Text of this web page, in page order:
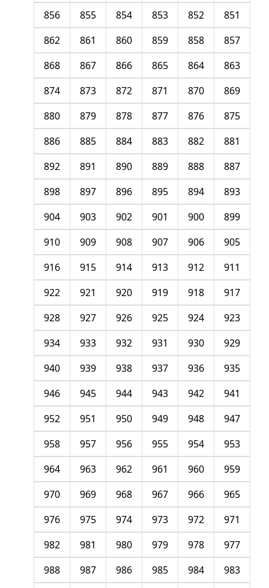
851
852
853
854
855
856
857
858
859
860
861
862
863
864
865
866
867
868
869
870
871
872
873
874
875
876
877
878
879
880
881
882
883
884
885
886
887
888
889
890
891
892
893
894
895
896
897
898
899
900
901
902
903
904
905
906
907
908
909
910
911
912
913
914
915
916
917
918
919
920
921
922
923
924
925
926
927
928
929
930
931
932
933
934
935
936
937
938
939
940
941
942
943
944
945
946
947
948
949
950
951
952
953
954
955
956
957
958
959
960
961
962
963
964
965
966
967
968
969
970
971
972
973
974
975
976
977
978
979
980
981
982
983
984
985
986
987
988